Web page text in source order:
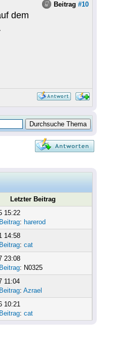
Beitrag #10
dem
Letzter Beitrag
15:22
: harerod
14:58
: cat
23:08
: N0325
11:04
: Azrael
10:21
: cat